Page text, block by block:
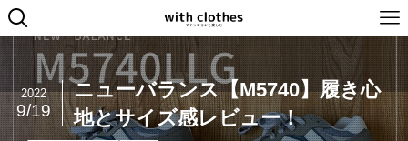
ニューバランス【M5740】履き心
地とサイズ感レビュー！
2022
9/19